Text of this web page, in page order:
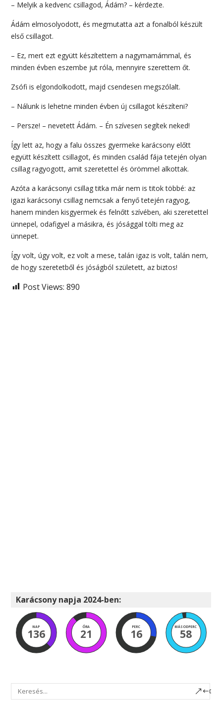
– Melyik a kedvenc csillagod, Ádám? – kérdezte.
Ádám elmosolyodott, és megmutatta azt a fonalból készült
első csillagot.
– Ez, mert ezt együtt készítettem a nagymamámmal, és
minden évben eszembe jut róla, mennyire szerettem őt.
Zsófi is elgondolkodott, majd csendesen megszólalt.
– Nálunk is lehetne minden évben új csillagot készíteni?
– Persze! – nevetett Ádám. – Én szívesen segítek neked!
Így lett az, hogy a falu összes gyermeke karácsony előtt
együtt készített csillagot, és minden család fája tetején olyan
csillag ragyogott, amit szeretettel és örömmel alkottak.
Azóta a karácsonyi csillag titka már nem is titok többé: az
igazi karácsonyi csillag nemcsak a fenyő tetején ragyog,
hanem minden kisgyermek és felnőtt szívében, aki szeretettel
ünnepel, odafigyel a másikra, és jósággal tölti meg az
ünnepet.
Így volt, úgy volt, ez volt a mese, talán igaz is volt, talán nem,
de hogy szeretetből és jóságból született, az biztos!
Post Views: 890
Karácsony napja 2024-ben:
NAP
136
ÓRA
21
PERC
16
MÁSODPERC
57